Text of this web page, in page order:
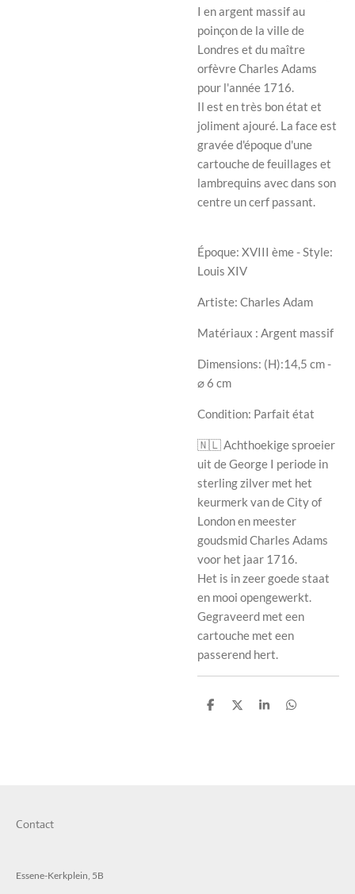
I en argent massif au
poinçon de la ville de
Londres et du maître
orfèvre Charles Adams
pour l'année 1716.
Il est en très bon état et
joliment ajouré. La face est
gravée d'époque d'une
cartouche de feuillages et
lambrequins avec dans son
centre un cerf passant.
Époque: XVIII ème - Style:
Louis XIV
Artiste: Charles Adam
Matériaux : Argent massif
Dimensions: (H):14,5 cm -
⌀ 6 cm
Condition: Parfait état
🇳🇱 Achthoekige sproeier
uit de George I periode in
sterling zilver met het
keurmerk van de City of
London en meester
goudsmid Charles Adams
voor het jaar 1716.
Het is in zeer goede staat
en mooi opengewerkt.
Gegraveerd met een
cartouche met een
passerend hert.
S
S
S
S
Contact
Essene-Kerkplein, 5B